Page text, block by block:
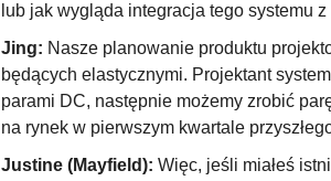
lub jak wygląda integracja tego systemu
Jing: Nasze planowanie produktu
będących elastycznymi. Projektant
parami DC, następnie możemy zrobić
na rynek w pierwszym kwartale
Justine (Mayfield): Więc, jeśli miałeś